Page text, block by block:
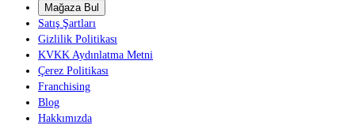
Mağaza Bul
Satış Şartları
Gizlilik Politikası
KVKK Aydınlatma Metni
Çerez Politikası
Franchising
Blog
Hakkımızda